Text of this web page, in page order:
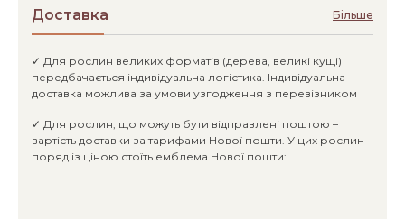
Доставка Більше
✓ Для рослин великих форматів (дерева, великі кущі)
передбачається індивідуальна логістика. Індивідуальна
доставка можлива за умови узгодження з перевізником
✓ Для рослин, що можуть бути відправлені поштою –
вартість доставки за тарифами Нової пошти. У цих рослин
поряд із ціною стоїть емблема Нової пошти: